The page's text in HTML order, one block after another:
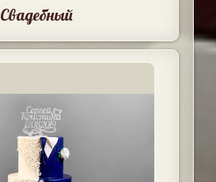
Свадебный